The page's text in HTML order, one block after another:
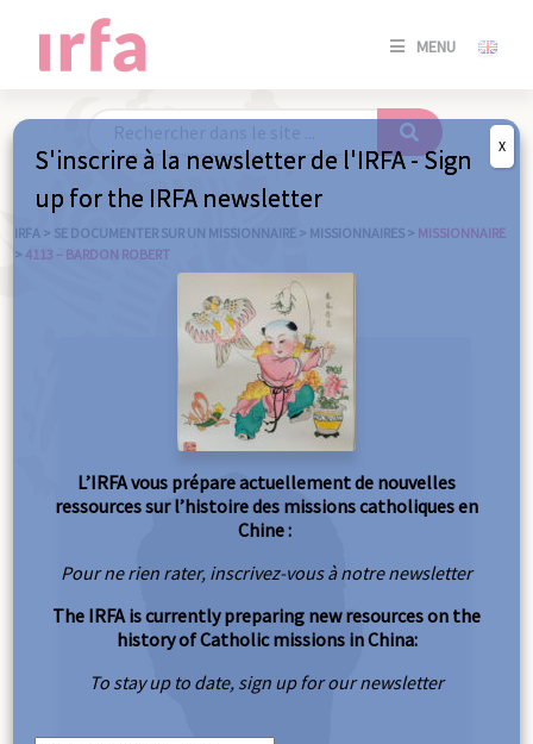
MENU
SE
/
IRFA > SE DOCUMENTER SUR UN MISSIONNAIRE > MISSIONNAIRES > MISSIONNAIRE
> 4113 – BARDON ROBERT
S'inscrire à la newsletter de l'IRFA - Sign
up for the IRFA newsletter
L’IRFA vous prépare actuellement de nouvelles
ressources sur l’histoire des missions catholiques en
Chine :
Pour ne rien rater, inscrivez-vous à notre newsletter
The IRFA is currently preparing new resources on the
history of Catholic missions in China:
To stay up to date, sign up for our newsletter
X